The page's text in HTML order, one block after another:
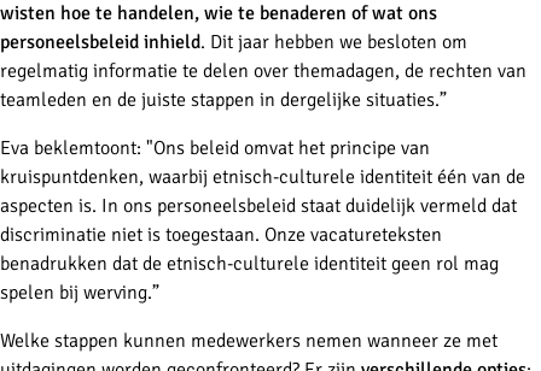
wisten hoe te handelen, wie te benaderen of wat ons
personeelsbeleid inhield. Dit jaar hebben we besloten om
regelmatig informatie te delen over themadagen, de rechten van
teamleden en de juiste stappen in dergelijke situaties.”
Eva beklemtoont: "Ons beleid omvat het principe van
kruispuntdenken, waarbij etnisch-culturele identiteit één van de
aspecten is. In ons personeelsbeleid staat duidelijk vermeld dat
discriminatie niet is toegestaan. Onze vacatureteksten
benadrukken dat de etnisch-culturele identiteit geen rol mag
spelen bij werving.”
Welke stappen kunnen medewerkers nemen wanneer ze met